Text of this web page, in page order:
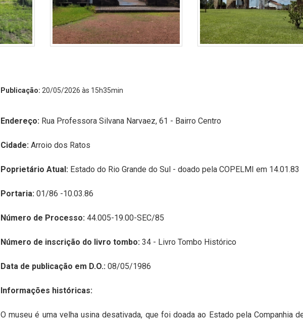
Publicação: 20/05/2026 às 15h35min
Endereço: Rua Professora Silvana Narvaez, 61 - Bairro Centro
Cidade: Arroio dos Ratos
Poprietário Atual: Estado do Rio Grande do Sul - doado pela COPELMI em 14.01.83
Portaria: 01/86 -10.03.86
Número de Processo: 44.005-19.00-SEC/85
Número de inscrição do livro tombo: 34 - Livro Tombo Histórico
Data de publicação em D.O.: 08/05/1986
Informações históricas:
O museu é uma velha usina desativada, que foi doada ao Estado pela Companhia